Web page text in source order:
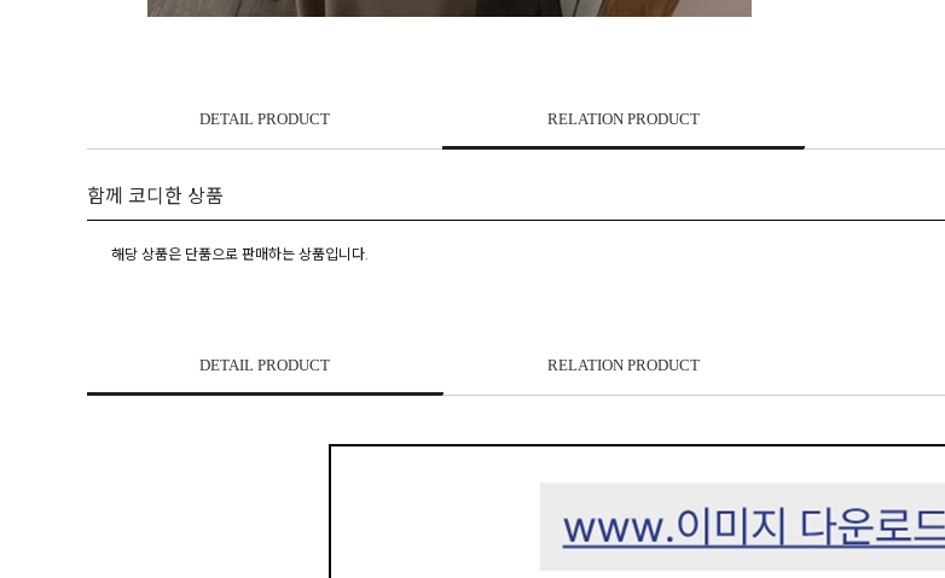
DETAIL PRODUCT RELATION PRODUCT
함께 코디한 상품
해당 상품은 단품으로 판매하는 상품입니다.
DETAIL PRODUCT RELATION PRODUCT